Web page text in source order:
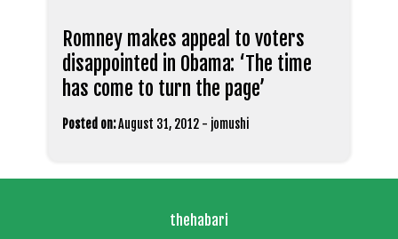
Romney makes appeal to voters
disappointed in Obama: ‘The time
has come to turn the page’
Posted on:August 31, 2012 - jomushi
thehabari